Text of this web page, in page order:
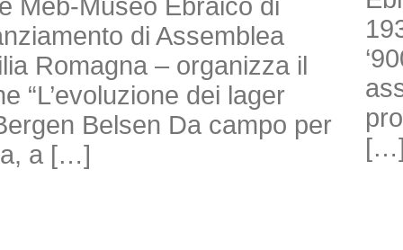
di Assemblea
Romagna – organizza il
“L’evoluzione dei lager
Belsen Da campo per
a […]